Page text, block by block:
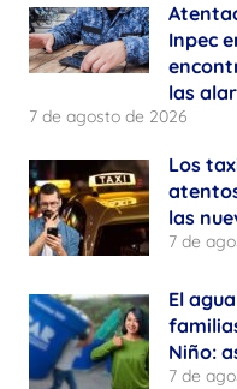
Inpec
las
7 de agosto de 2026
Los
las
7 de
El
Niño:
7 de